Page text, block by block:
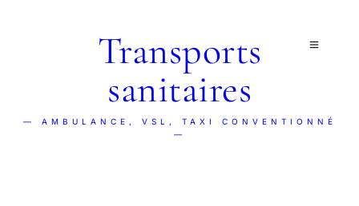
Transports
sanitaires
— AMBULANCE, VSL, TAXI CONVENTIONNÉ
—